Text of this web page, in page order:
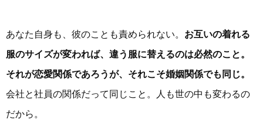
あなた自身も、彼のことも責められない。 お互いの着れる
服のサイズが変われば、違う服に替えるのは必然のこと。
それが恋愛関係であろうが、それこそ婚姻関係でも同じ。
会社と社員の関係だって同じこと。人も世の中も変わるの
だから。